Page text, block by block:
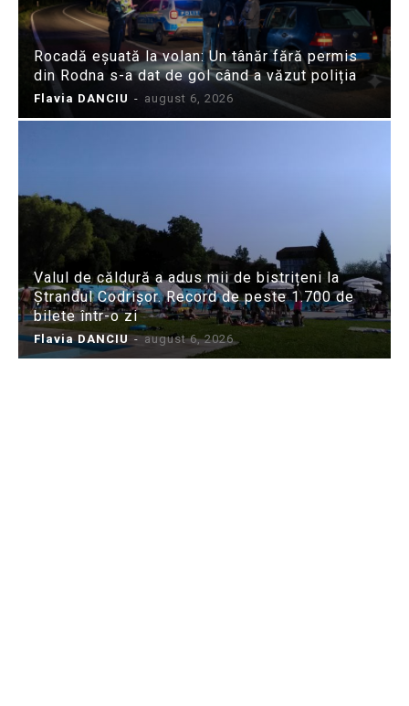
Rocadă eșuată la volan: Un tânăr fără permis
din Rodna s-a dat de gol când a văzut poliția
Flavia DANCIU - august 6, 2026
Valul de căldură a adus mii de bistrițeni la
Ștrandul Codrișor. Record de peste 1.700 de
bilete într-o zi
Flavia DANCIU - august 6, 2026